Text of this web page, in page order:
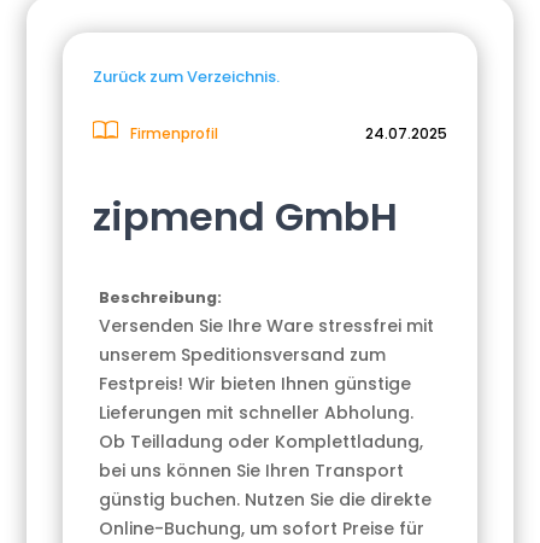
Zurück zum Verzeichnis.
Firmenprofil 24.07.2025
zipmend GmbH
Beschreibung:
Versenden Sie Ihre Ware stressfrei mit
unserem Speditionsversand zum
Festpreis! Wir bieten Ihnen günstige
Lieferungen mit schneller Abholung.
Ob Teilladung oder Komplettladung,
bei uns können Sie Ihren Transport
günstig buchen. Nutzen Sie die direkte
Online-Buchung, um sofort Preise für